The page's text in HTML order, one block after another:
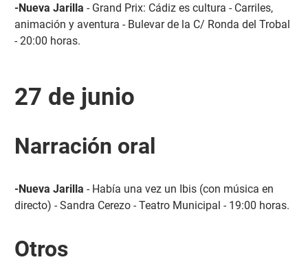
-Nueva Jarilla - Grand Prix: Cádiz es cultura - Carriles,
animación y aventura - Bulevar de la C/ Ronda del Trobal
- 20:00 horas.
27 de junio
Narración oral
-Nueva Jarilla - Había una vez un Ibis (con música en
directo) - Sandra Cerezo - Teatro Municipal - 19:00 horas.
Otros